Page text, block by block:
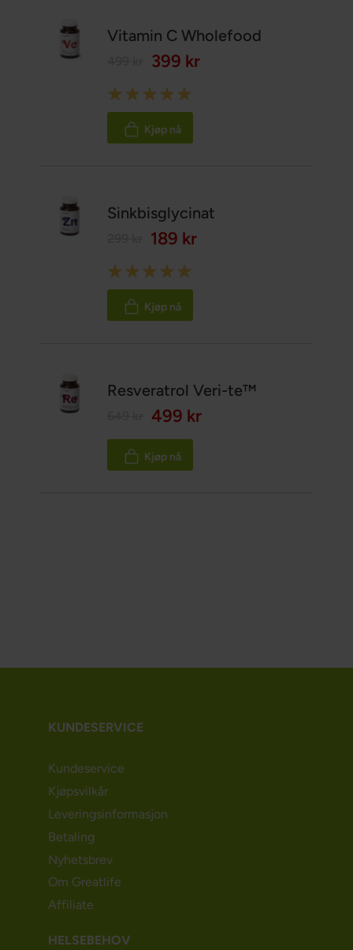
Vitamin C Wholefood
399 kr
Rating:
100%
Kjøp nå
Sinkbisglycinat
189 kr
Rating:
100%
Kjøp nå
Resveratrol Veri-te™
499 kr
Kjøp nå
KUNDESERVICE
Kundeservice
Kjøpsvilkår
Leveringsinformasjon
Betaling
Nyhetsbrev
Om Greatlife
Affiliate
HELSEBEHOV